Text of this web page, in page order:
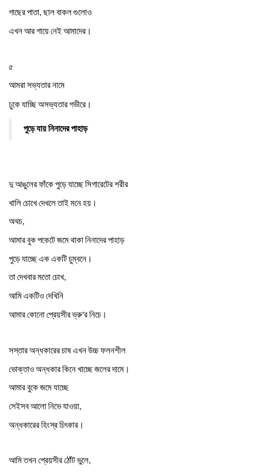
গাছেরপাতা, ছালবাকলগুলোও
এখনআরগায়েনেইআমাদের ।
৫
আমরাসভ্যতারনামে
ঢুকেযাচ্ছিঅসভ্যতারগভীরে ।
পুড়েযায়নিনাদেরপাহাড়
দুআঙুলেরফাঁকেপুড়েযাচ্ছেসিগারেটেরশরীর
খালিচোখেদেখলেতাইমনেহয় ।
অথচ,
আমারবুকপকেটেজমেথাকানিনাদেরপাহাড়
পুড়েযাচ্ছেএকএকটিচুম্বনে ।
তাদেখবারমতোচোখ,
আমিএকটিওদেখিনি
আমারকোনোপ্রেয়সীরভ্রু'রনিচে ।
সস্তারঅন্ধকারেরচাষএখনউচ্চফলনশীল
ভোক্তাওঅন্ধকারকিনেখাচ্ছেজলেরদামে ।
আমারবুকেজমেযাচ্ছে
সেইসবআলোনিভেযাওয়া,
অন্ধকারেরহিংস্রচিৎকার ।
আমিতখনপ্রেয়সীরঠোঁটভুলে,